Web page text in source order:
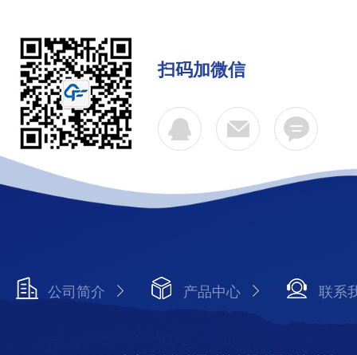
扫码加微信
公司简介 产品中心 联系